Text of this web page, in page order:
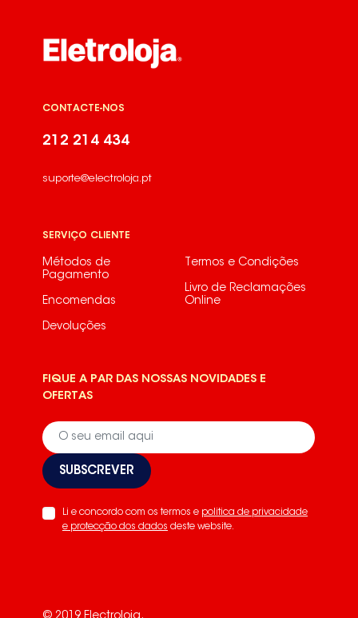
CONTACTE-NOS
212 214 434
suporte@electroloja.pt
SERVIÇO CLIENTE
Métodos de
Pagamento
Encomendas
Devoluções
Termos e Condições
Livro de Reclamações
Online
FIQUE A PAR DAS NOSSAS NOVIDADES E
OFERTAS
SUBSCREVER
Li e concordo com os termos e politica de privacidade
e protecção dos dados deste website.